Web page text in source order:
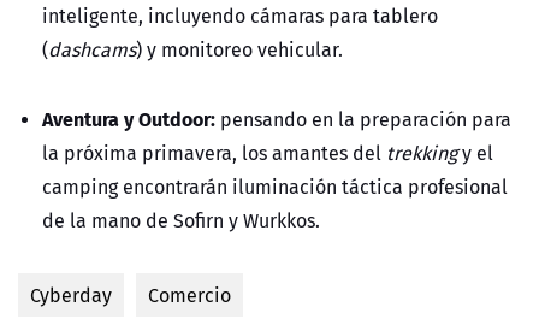
inteligente, incluyendo cámaras para tablero
(dashcams) y monitoreo vehicular.
Aventura y Outdoor: pensando en la preparación para
la próxima primavera, los amantes del trekkingy el
camping encontrarán iluminación táctica profesional
de la mano de Sofirn yWurkkos.
Cyberday Comercio